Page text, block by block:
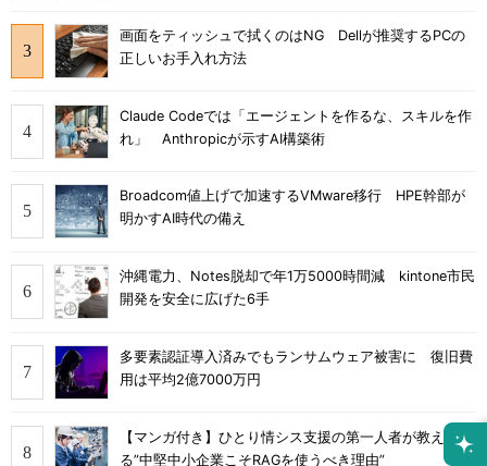
画面をティッシュで拭くのはNG Dellが推奨するPCの
正しいお手入れ方法
Claude Codeでは「エージェントを作るな、スキルを作
れ」 Anthropicが示すAI構築術
Broadcom値上げで加速するVMware移行 HPE幹部が
明かすAI時代の備え
沖縄電力、Notes脱却で年1万5000時間減 kintone市民
開発を安全に広げた6手
多要素認証導入済みでもランサムウェア被害に 復旧費
用は平均2億7000万円
【マンガ付き】ひとり情シス支援の第一人者が教え
る”中堅中小企業こそRAGを使うべき理由”